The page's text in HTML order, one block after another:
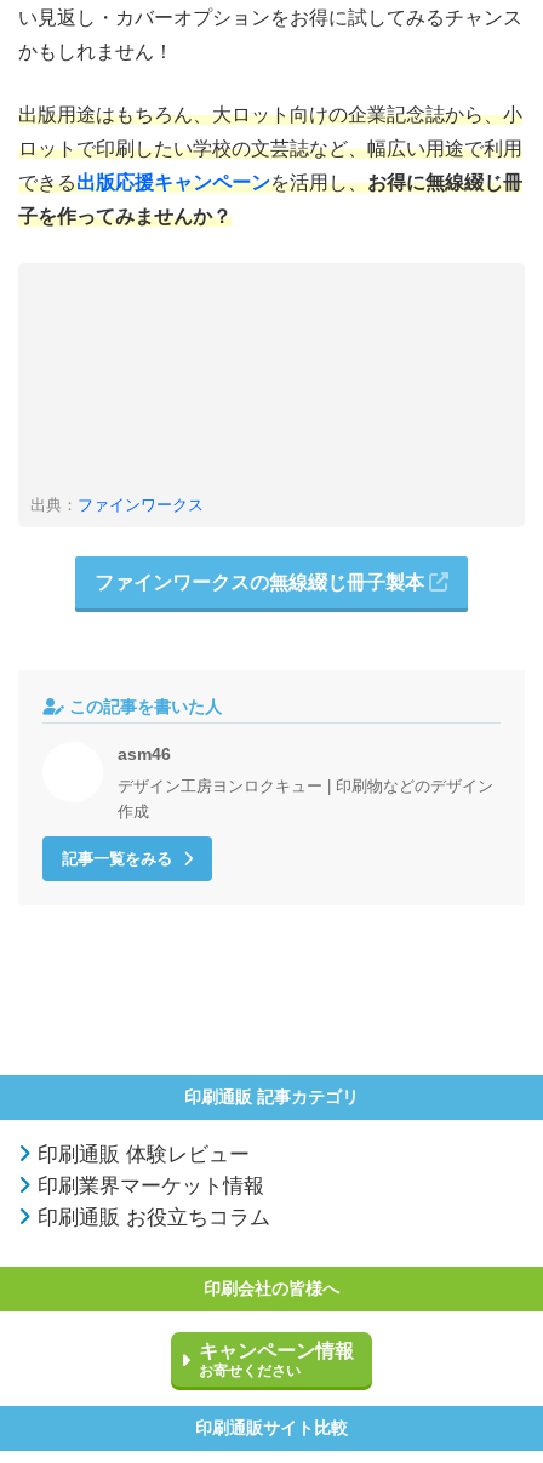
い見返し・カバーオプションをお得に試してみるチャンス
かもしれません！
出版用途はもちろん、大ロット向けの企業記念誌から、小
ロットで印刷したい学校の文芸誌など、幅広い用途で利用
できる出版応援キャンペーンを活用し、お得に無線綴じ冊
子を作ってみませんか？
出典： ファインワークス
ファインワークスの無線綴じ冊子製本
この記事を書いた人
asm46
デザイン工房ヨンロクキュー | 印刷物などのデザイン
作成
記事一覧をみる
印刷通販 記事カテゴリ
印刷通販 体験レビュー
印刷業界マーケット情報
印刷通販 お役立ちコラム
印刷会社の皆様へ
キャンペーン情報
お寄せください
印刷通販サイト比較